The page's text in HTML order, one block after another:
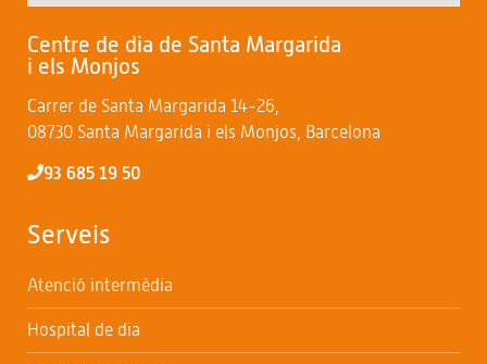
Centre de dia de Santa Margarida
i els Monjos
Carrer de Santa Margarida 14-26,
08730 Santa Margarida i els Monjos, Barcelona
93 685 19 50
Serveis
Atenció intermèdia
Hospital de dia